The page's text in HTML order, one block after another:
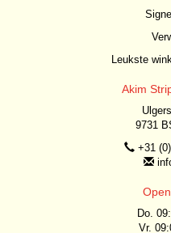
Leukste
Akim
9731
+31
Do.
Vr.